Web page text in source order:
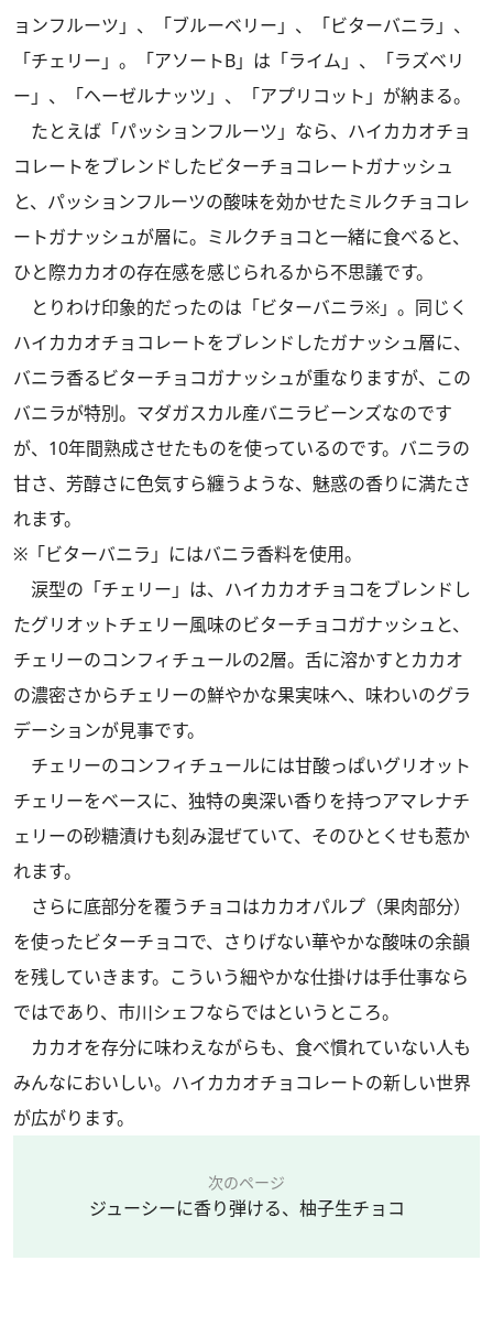
ョンフルーツ」、「ブルーベリー」、「ビターバニラ」、
「チェリー」。「アソートB」は「ライム」、「ラズベリ
ー」、「ヘーゼルナッツ」、「アプリコット」が納まる。
たとえば「パッションフルーツ」なら、ハイカカオチョ
コレートをブレンドしたビターチョコレートガナッシュ
と、パッションフルーツの酸味を効かせたミルクチョコレ
ートガナッシュが層に。ミルクチョコと一緒に食べると、
ひと際カカオの存在感を感じられるから不思議です。
とりわけ印象的だったのは「ビターバニラ※」。同じく
ハイカカオチョコレートをブレンドしたガナッシュ層に、
バニラ香るビターチョコガナッシュが重なりますが、この
バニラが特別。マダガスカル産バニラビーンズなのです
が、10年間熟成させたものを使っているのです。バニラの
甘さ、芳醇さに色気すら纏うような、魅惑の香りに満たさ
れます。
※「ビターバニラ」にはバニラ香料を使用。
涙型の「チェリー」は、ハイカカオチョコをブレンドし
たグリオットチェリー風味のビターチョコガナッシュと、
チェリーのコンフィチュールの2層。舌に溶かすとカカオ
の濃密さからチェリーの鮮やかな果実味へ、味わいのグラ
デーションが見事です。
チェリーのコンフィチュールには甘酸っぱいグリオット
チェリーをベースに、独特の奥深い香りを持つアマレナチ
ェリーの砂糖漬けも刻み混ぜていて、そのひとくせも惹か
れます。
さらに底部分を覆うチョコはカカオパルプ（果肉部分）
を使ったビターチョコで、さりげない華やかな酸味の余韻
を残していきます。こういう細やかな仕掛けは手仕事なら
ではであり、市川シェフならではというところ。
カカオを存分に味わえながらも、食べ慣れていない人も
みんなにおいしい。ハイカカオチョコレートの新しい世界
が広がります。
次のページ
ジューシーに香り弾ける、柚子生チョコ